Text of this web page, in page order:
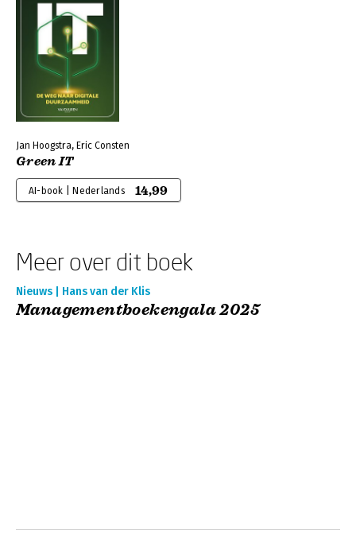
Jan Hoogstra, Eric Consten
Green IT
AI-book | Nederlands 14,99
Meer over dit boek
Nieuws | Hans van der Klis
Managementboekengala 2025